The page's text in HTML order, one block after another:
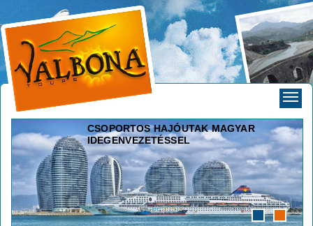
CSOPORTOS HAJÓUTAK MAGYAR
IDEGENVEZETÉSSEL